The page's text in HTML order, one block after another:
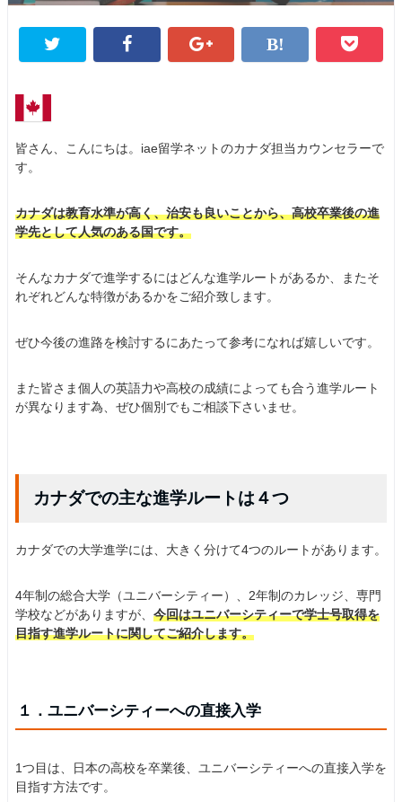
皆さん、こんにちは。iae留学ネットのカナダ担当カウンセラーで
す。
カナダは教育水準が高く、治安も良いことから、高校卒業後の進
学先として人気のある国です。
そんなカナダで進学するにはどんな進学ルートがあるか、またそ
れぞれどんな特徴があるかをご紹介致します。
ぜひ今後の進路を検討するにあたって参考になれば嬉しいです。
また皆さま個人の英語力や高校の成績によっても合う進学ルート
が異なります為、ぜひ個別でもご相談下さいませ。
カナダでの主な進学ルートは４つ
カナダでの大学進学には、大きく分けて4つのルートがあります。
4年制の総合大学（ユニバーシティー）、2年制のカレッジ、専門
学校などがありますが、 今回はユニバーシティーで学士号取得を
目指す進学ルートに関してご紹介します。
１．ユニバーシティーへの直接入学
1つ目は、日本の高校を卒業後、ユニバーシティーへの直接入学を
目指す方法です。